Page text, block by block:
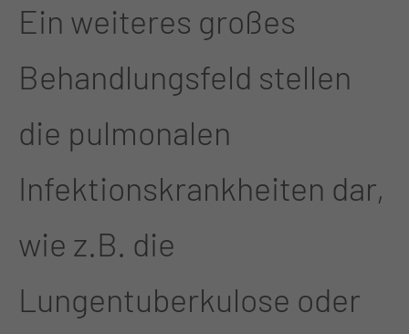
Ein weiteres großes
Behandlungsfeld stellen
die pulmonalen
Infektionskrankheiten dar,
wie z.B. die
Lungentuberkulose oder